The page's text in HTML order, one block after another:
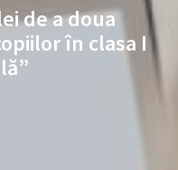
de a doua
în clasa I